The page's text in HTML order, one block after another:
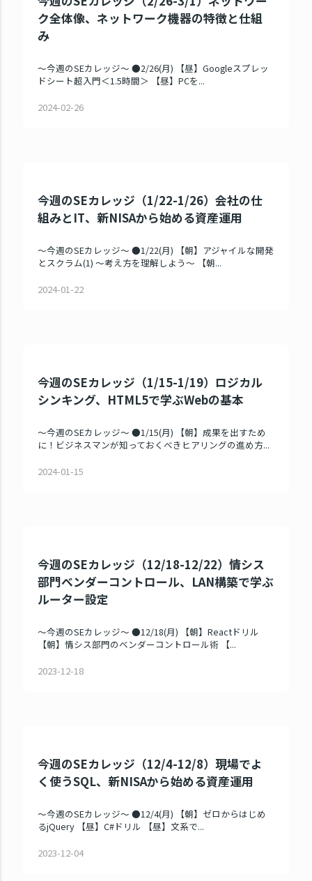
ク全体像、ネットワーク機器の特徴と仕組
み
～今週のSEカレッジ～ ●2/26(月) 【昼】Googleスプレッ
ドシート超入門＜1.5時間＞ 【昼】PCを...
2024-02-26
今週のSEカレッジ（1/22-1/26）会社の仕
組みとIT、新NISAから始める資産運用
～今週のSEカレッジ～ ●1/22(月) 【朝】アジャイルな開発
とスクラム(1) ～考え方を理解しよう～ 【朝...
2024-01-22
今週のSEカレッジ（1/15-1/19）ロジカル
シンキング、HTML5で学ぶWebの基本
～今週のSEカレッジ～ ●1/15(月) 【朝】成果を出すため
に！ビジネスマンが知っておくべきヒアリングの進め方...
2024-01-15
今週のSEカレッジ（12/18-12/22）情シス
部門ベンダーコントロール、LAN構築で学ぶ
ルーター設定
～今週のSEカレッジ～ ●12/18(月) 【朝】Reactドリル
【朝】情シス部門のベンダーコントロール術 【...
2023-12-18
今週のSEカレッジ（12/4-12/8）現場でよ
く使うSQL、新NISAから始める資産運用
～今週のSEカレッジ～ ●12/4(月) 【朝】ゼロからはじめ
るjQuery 【昼】C#ドリル 【昼】文系で...
2023-12-04